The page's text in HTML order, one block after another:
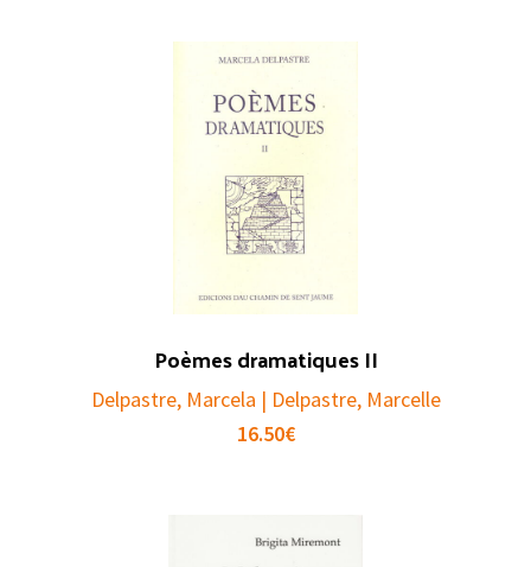
Poèmes dramatiques II
Delpastre, Marcela | Delpastre, Marcelle
16.50€